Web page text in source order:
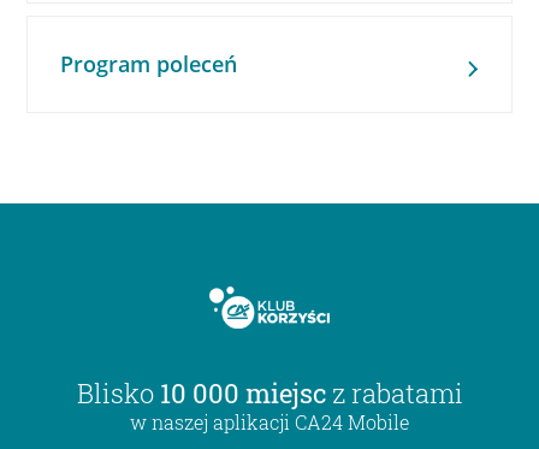
Program poleceń
Blisko 10 000 miejsc z rabatami
w naszej aplikacji CA24 Mobile